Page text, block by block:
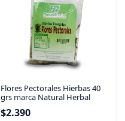
Flores Pectorales Hierbas 40
grs marca Natural Herbal
$2.390